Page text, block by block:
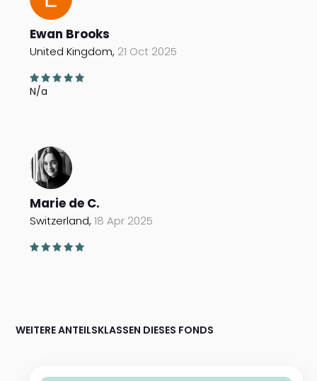
Ewan Brooks
United Kingdom, 21 Oct 2025
N/a
Marie de C.
Switzerland,18 Apr 2025
WEITERE ANTEILSKLASSEN DIESES FONDS